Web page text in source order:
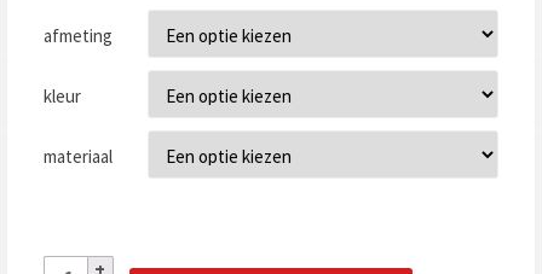
afmeting
kleur
materiaal